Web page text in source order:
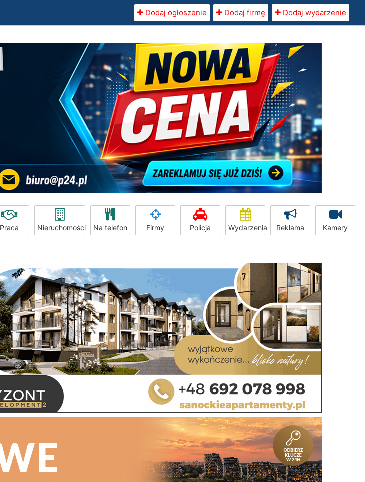
Dodaj ogłoszenie Dodaj firmę Dodaj wydarzenie
Praca Nieruchomości Na telefon Firmy Policja Wydarzenia Reklama Kamery